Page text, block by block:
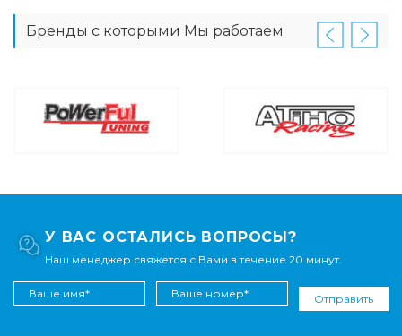
Бренды с которыми Мы работаем
У ВАС ОСТАЛИСЬ ВОПРОСЫ?
Наш менеджер свяжется с Вами в течение 20 минут.
Отправить